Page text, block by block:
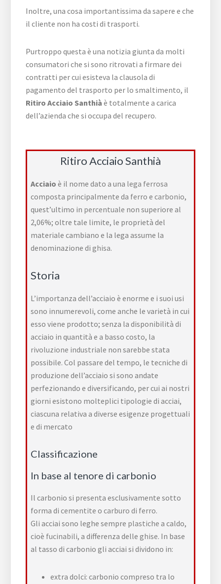
Inoltre, una cosa importantissima da sapere e che
il cliente non ha costi di trasporti.
Purtroppo questa è una notizia giunta da molti
consumatori che si sono ritrovati a firmare dei
contratti per cui esisteva la clausola di
pagamento del trasporto per lo smaltimento, il
Ritiro Acciaio Santhià è totalmente a carica
dell’azienda che si occupa del recupero.
Ritiro Acciaio Santhià
Acciaio è il nome dato a una lega ferrosa
composta principalmente da ferro ecarbonio,
quest’ultimo in percentuale non superiore al
2,06%; oltre tale limite, le proprietà del
materiale cambiano e la lega assume la
denominazione dighisa.
Storia
L’importanza dell’acciaio è enorme e i suoi usi
sono innumerevoli, come anche le varietà in cui
esso viene prodotto; senza la disponibilità di
acciaio in quantità e a basso costo, la
rivoluzione industriale non sarebbe stata
possibile. Col passare del tempo, le tecniche di
produzione dell’acciaio si sono andate
perfezionando e diversificando, per cui ai nostri
giorni esistono molteplici tipologie di acciai,
ciascuna relativa a diverse esigenze progettuali
e di mercato
Classificazione
In base al tenore di carbonio
Il carbonio si presenta esclusivamente sotto
forma dicementite ocarburo di ferro.
Gli acciai sono leghe sempre plastiche a caldo,
cioè fucinabili, a differenza delleghise. In base
al tasso di carbonio gli acciai si dividono in:
extra dolci: carbonio compreso tra lo